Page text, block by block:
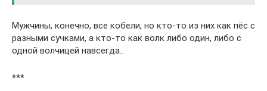
Мужчины, конечно, все кобели, но кто-то из них как пёс с
разными сучками, а кто-то как волк либо один, либо с
одной волчицей навсегда..
***